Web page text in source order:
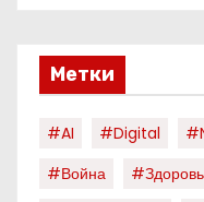
Метки
#AI #digital
#война